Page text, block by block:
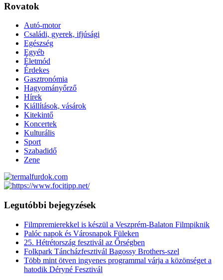
Rovatok
Autó-motor
Családi, gyerek, ifjúsági
Egészség
Egyéb
Életmód
Érdekes
Gasztronómia
Hagyományőrző
Hírek
Kiállítások, vásárok
Kitekintő
Koncertek
Kulturális
Sport
Szabadidő
Zene
Legutóbbi bejegyzések
Filmpremierekkel is készül a Veszprém-Balaton Filmpiknik
Palóc napok és Városnapok Füleken
25. Hétrétország fesztivál az Őrségben
Folkpark Táncházfesztivál Bagossy Brothers-szel
Több mint ötven ingyenes programmal várja a közönséget a
hatodik Déryné Fesztivál